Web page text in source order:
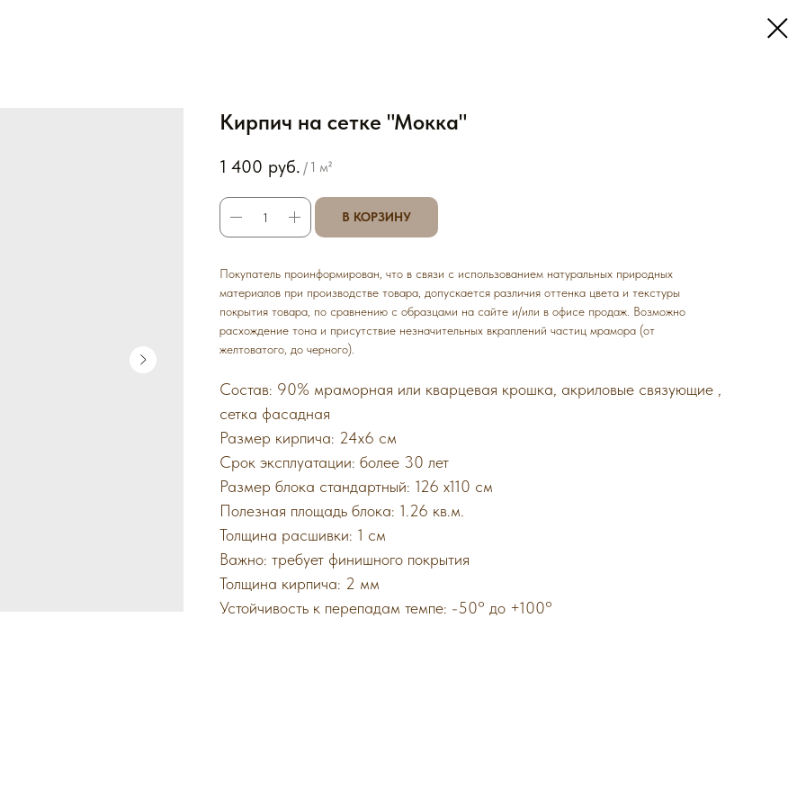
Кирпич на сетке "Мокка"
1 400 руб. / 1 м²
В КОРЗИНУ
Покупатель проинформирован, что в связи с использованием натуральных природных
материалов при производстве товара, допускается различия оттенка цвета и текстуры
покрытия товара, по сравнению с образцами на сайте и/или в офисе продаж. Возможно
расхождение тона и присутствие незначительных вкраплений частиц мрамора (от
желтоватого, до черного).
Состав: 90% мраморная или кварцевая крошка, акриловые связующие ,
сетка фасадная
Размер кирпича: 24х6 см
Срок эксплуатации: более 30 лет
Размер блока стандартный: 126 х110 см
Полезная площадь блока: 1.26 кв.м.
Толщина расшивки: 1 см
Важно: требует финишного покрытия
Толщина кирпича: 2 мм
Устойчивость к перепадам темпе: -50° до +100°